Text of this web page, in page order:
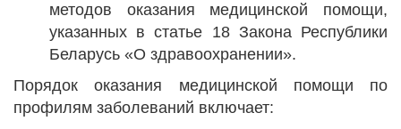
методов оказания медицинской помощи,
указанных в статье 18 Закона Республики
Беларусь «О здравоохранении».
Порядок оказания медицинской помощи по
профилям заболеваний включает: